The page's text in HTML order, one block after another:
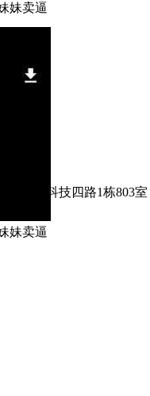
妹卖逼
妹卖逼
山湖区科技四路1栋803室